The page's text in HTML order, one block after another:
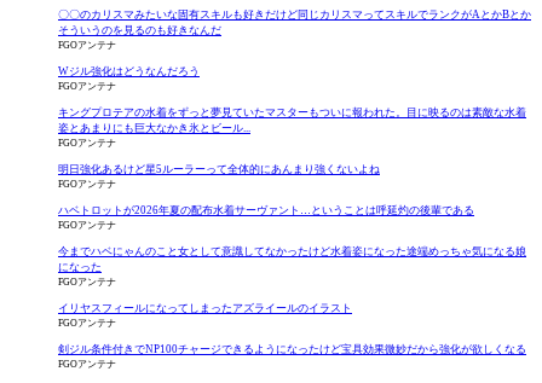
〇〇のカリスマみたいな固有スキルも好きだけど同じカリスマってスキルでランクがAとかBとか
そういうのを見るのも好きなんだ
FGOアンテナ
Wジル強化はどうなんだろう
FGOアンテナ
キングプロテアの水着をずっと夢見ていたマスターもついに報われた。目に映るのは素敵な水着
姿とあまりにも巨大なかき氷とビール...
FGOアンテナ
明日強化あるけど星5ルーラーって全体的にあんまり強くないよね
FGOアンテナ
ハベトロットが2026年夏の配布水着サーヴァント…ということは呼延灼の後輩である
FGOアンテナ
今までハベにゃんのこと女として意識してなかったけど水着姿になった途端めっちゃ気になる娘
になった
FGOアンテナ
イリヤスフィールになってしまったアズライールのイラスト
FGOアンテナ
剣ジル条件付きでNP100チャージできるようになったけど宝具効果微妙だから強化が欲しくなる
FGOアンテナ